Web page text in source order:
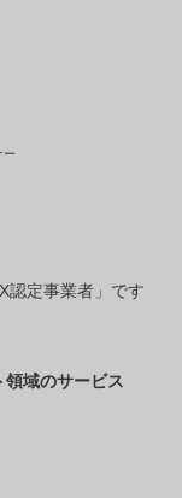
ー
認定事業者」です
域のサービス